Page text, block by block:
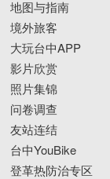
地图与指南
境外旅客
大玩台中APP
影片欣赏
照片集锦
问卷调查
友站连结
台中YouBike
登革热防治专区